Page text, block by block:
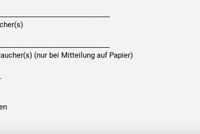
(nur bei Mitteilung auf Papier)